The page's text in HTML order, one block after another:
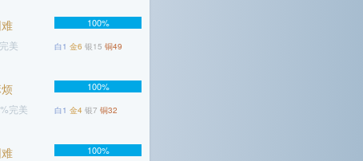
美
100%
白1 金6 银15 铜49
完美
100%
白1 金4 银7 铜32
100%